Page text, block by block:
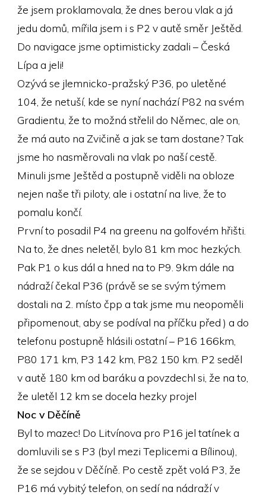
že jsem proklamovala, že dnes berou vlak a já
jedu domů, mířila jsem i s P2 v autě směr Ještěd.
Do navigace jsme optimisticky zadali – Česká
Lípa a jeli!
Ozývá se jlemnicko-pražský P36, po uletěné
104, že netuší, kde se nyní nachází P82 na svém
Gradientu, že to možná střelil do Němec, ale on,
že má auto na Zvičině a jak se tam dostane? Tak
jsme ho nasměrovali na vlak po naší cestě.
Minuli jsme Ještěd a postupně viděli na obloze
nejen naše tři piloty, ale i ostatní na live, že to
pomalu končí.
První to posadil P4 na greenu na golfovém hřišti.
Na to, že dnes neletěl, bylo 81 km moc hezkých.
Pak P1 o kus dál a hned na to P9. 9km dále na
nádraží čekal P36 (právě se se svým týmem
dostali na 2. místo čpp a tak jsme mu neopoměli
připomenout, aby se podíval na příčku před ) a do
telefonu postupně hlásili ostatní – P16 166km,
P80 171 km, P3 142 km, P82 150 km. P2 seděl
v autě 180 km od baráku a povzdechl si, že na to,
že uletěl 12 km se docela hezky projel
Noc v Děčíně
Byl to mazec! Do Litvínova pro P16 jel tatínek a
domluvili se s P3 (byl mezi Teplicemi a Bílinou),
že se sejdou v Děčíně. Po cestě zpět volá P3, že
P16 má vybitý telefon, on sedí na nádraží v